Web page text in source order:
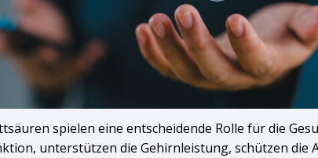
spielen eine entscheidende Rolle für die
unterstützen die Gehirnleistung, schützen die